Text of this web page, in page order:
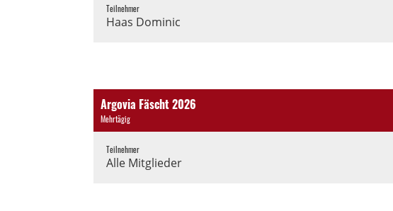
Teilnehmer
Haas Dominic
Argovia Fäscht 2026
Mehrtägig
Teilnehmer
Alle Mitglieder